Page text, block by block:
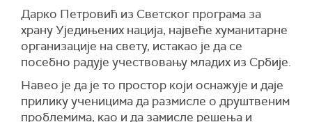
Дарко Петровић из Светског програма за
храну Уједињених нација, највеће хуманитарне
организације на свету, истакао је да се
посебно радује учествовању младих из Србије.
Навео је да је то простор који оснажује и даје
прилику ученицима да размисле о друштвеним
проблемима, као и да замисле решења и